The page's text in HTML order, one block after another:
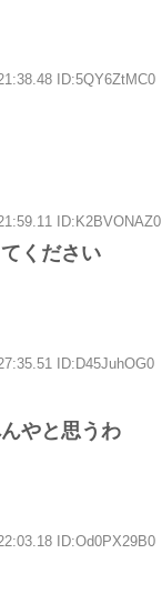
ID:5QY6ZtMC0
ID:K2BVONAZ0
ください
ID:D45JuhOG0
やと思うわ
ID:Od0PX29B0